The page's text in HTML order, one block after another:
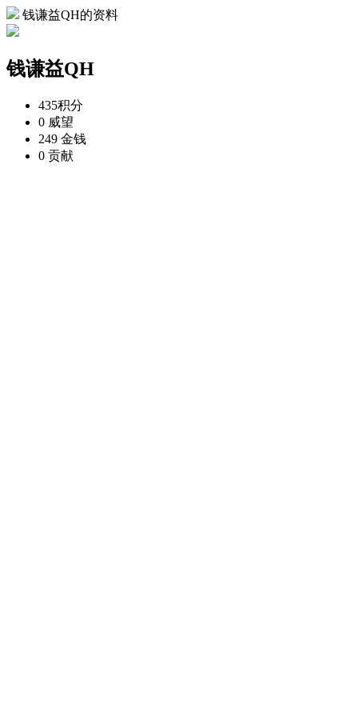
钱谦益QH的资料
钱谦益QH
435积分
0 威望
249 金钱
0 贡献